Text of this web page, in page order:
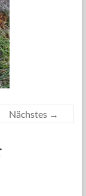
Nächstes →